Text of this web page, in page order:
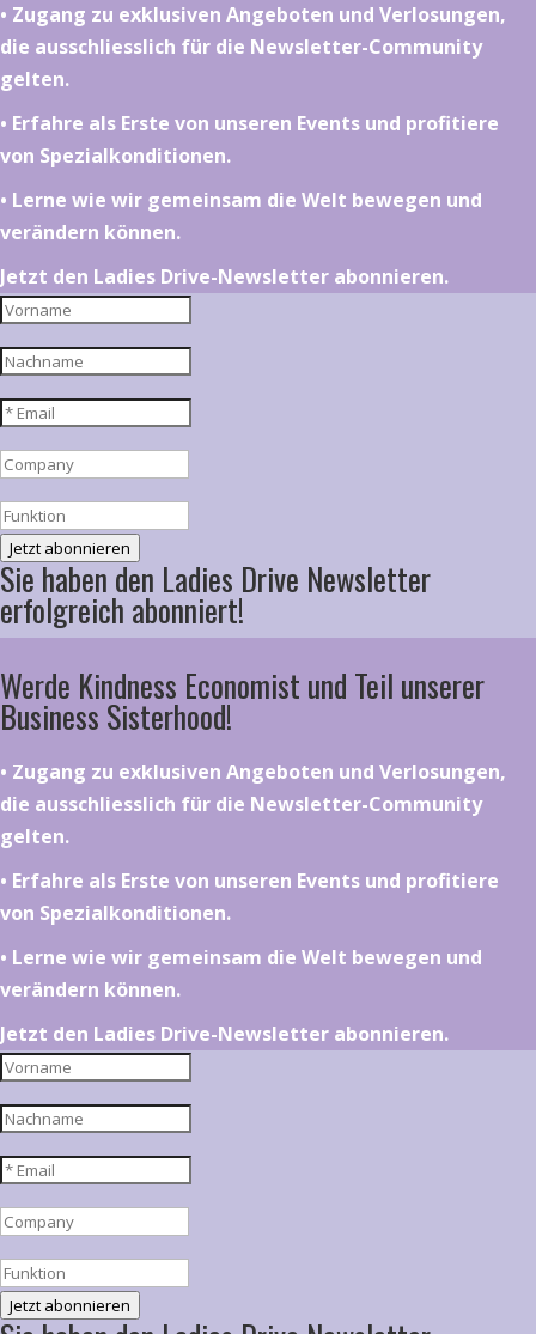
•⁠ ⁠⁠Zugang zu exklusiven Angeboten und Verlosungen,
die ausschliesslich für die Newsletter-Community
gelten.
•⁠ ⁠⁠Erfahre als Erste von unseren Events und profitiere
von Spezialkonditionen.
•⁠ ⁠⁠Lerne wie wir gemeinsam die Welt bewegen und
verändern können.
Jetzt den Ladies Drive-Newsletter abonnieren.
Jetzt abonnieren
Sie haben den Ladies Drive Newsletter
erfolgreich abonniert!
Werde Kindness Economist und Teil unserer
Business Sisterhood!
•⁠ ⁠⁠Zugang zu exklusiven Angeboten und Verlosungen,
die ausschliesslich für die Newsletter-Community
gelten.
•⁠ ⁠⁠Erfahre als Erste von unseren Events und profitiere
von Spezialkonditionen.
•⁠ ⁠⁠Lerne wie wir gemeinsam die Welt bewegen und
verändern können.
Jetzt den Ladies Drive-Newsletter abonnieren.
Jetzt abonnieren